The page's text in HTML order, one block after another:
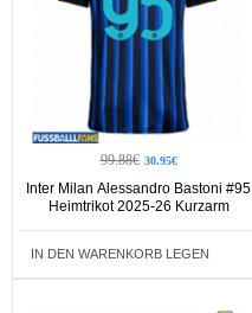
99.88€ 30.95€
Inter Milan Alessandro Bastoni #95
Heimtrikot 2025-26 Kurzarm
IN DEN WARENKORB LEGEN